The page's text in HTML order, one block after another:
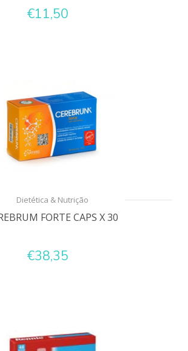
€11,50
Dietética & Nutrição
FORTE CAPS X 30
€38,35